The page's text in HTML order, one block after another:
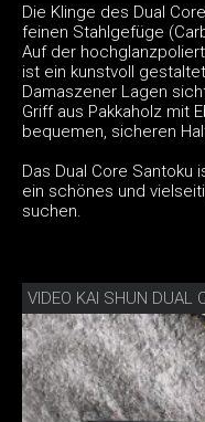
Die Klinge des Dual
feinen Stahlgefüge
Auf der
ist ein kunstvoll
Damaszener Lagen
Griff aus Pakkaholz mit
bequemen, sicheren
Das Dual Core Santoku
ein schönes und
suchen.
VIDEO KAI SHUN DUAL